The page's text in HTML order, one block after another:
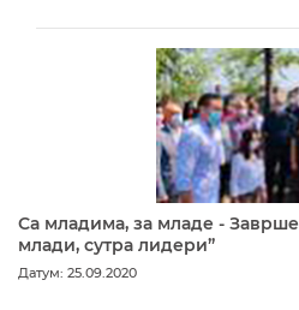
Са младима, за младе -
млади, сутра лидери”
Датум: 25.09.2020